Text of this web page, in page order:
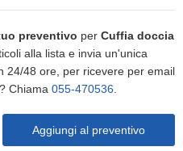
preventivo per Cuffia doccia
alla lista e invia un'unica
24/48 ore, per ricevere per email
Chiama 055-470536.
Aggiungi al preventivo